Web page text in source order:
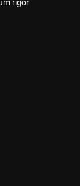
rigor